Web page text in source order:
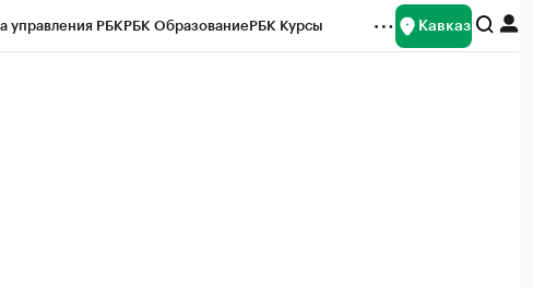
управления РБКРБК ОбразованиеРБК Курсы Кавказ